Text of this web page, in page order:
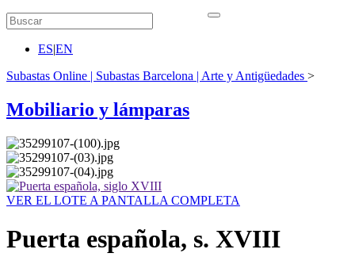
ES|EN
Subastas Online | Subastas Barcelona | Arte y Antigüedades >
Mobiliario y lámparas
VER EL LOTE A PANTALLA COMPLETA
Puerta española, s. XVIII